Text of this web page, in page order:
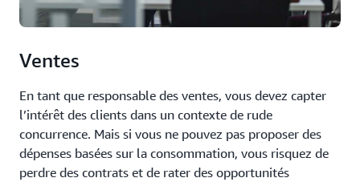
Ventes
En tant que responsable des ventes, vous devez capter
l’intérêt des clients dans un contexte de rude
concurrence. Mais si vous ne pouvez pas proposer des
dépenses basées sur la consommation, vous risquez de
perdre des contrats et de rater des opportunités